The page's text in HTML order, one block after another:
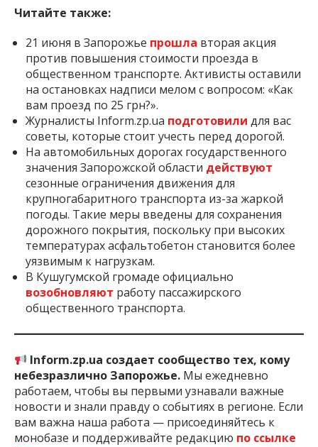
Читайте также:
21 июня в Запорожье прошла вторая акция
против повышения стоимости проезда в
общественном транспорте. Активисты оставили
на остановках надписи мелом с вопросом: «Как
вам проезд по 25 грн?».
Журналисты Inform.zp.ua подготовили для вас
советы, которые стоит учесть перед дорогой.
На автомобильных дорогах государственного
значения Запорожской области действуют
сезонные ограничения движения для
крупногабаритного транспорта из-за жаркой
погоды. Такие меры введены для сохранения
дорожного покрытия, поскольку при высоких
температурах асфальтобетон становится более
уязвимым к нагрузкам.
В Кушугумской громаде официально
возобновляют работу пассажирского
общественного транспорта.
Inform.zp.ua создает сообщество тех, кому
небезразлично Запорожье. Мы ежедневно
работаем, чтобы вы первыми узнавали важные
новости и знали правду о событиях в регионе. Если
вам важна наша работа — присоединяйтесь к
монобазе и поддерживайте редакцию по ссылке